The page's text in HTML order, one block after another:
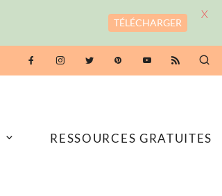
RESSOURCES GRATUITES
TÉLÉCHARGER
X